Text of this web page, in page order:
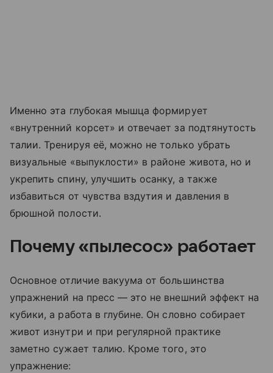
Именно эта глубокая мышца формирует
«внутренний корсет» и отвечает за подтянутость
талии. Тренируя её, можно не только убрать
визуальные «выпуклости» в районе живота, но и
укрепить спину, улучшить осанку, а также
избавиться от чувства вздутия и давления в
брюшной полости.
Почему «пылесос» работает
Основное отличие вакуума от большинства
упражнений на пресс — это не внешний эффект на
кубики, а работа в глубине. Он словно собирает
живот изнутри и при регулярной практике
заметно сужает талию. Кроме того, это
упражнение: